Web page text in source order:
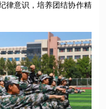
律意识，培养团结协作精